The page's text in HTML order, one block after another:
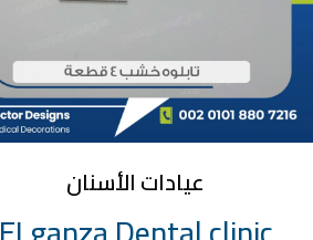
عيادات الأسنان